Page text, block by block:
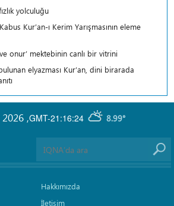
yolculuğu
Kur’an-ı Kerim Yarışmasının eleme
onur’ mektebinin canlı bir vitrini
elyazması Kur’an, dini birarada
GMT-21:16:24 8.99°
,
Hakkımızda
İletişim